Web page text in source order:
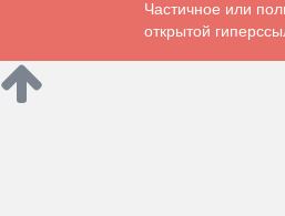
Частичное или
открытой